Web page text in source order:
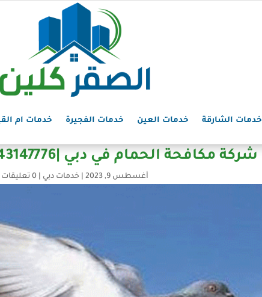
خدمات الشارقة خدمات العين خدمات الفجيرة خدمات ام
شركة مكافحة الحمام في دبي |0543147776| تركيب شبك
أغسطس 9, 2023 خدمات دبي |0 تعليقات